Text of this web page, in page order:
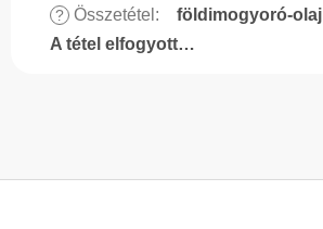
? Összetétel :
földimogyoró-olaj
A tétel elfogyott…